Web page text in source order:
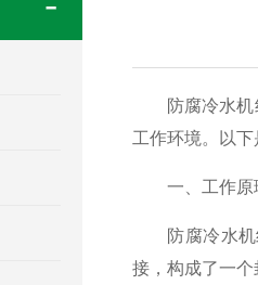
防腐冷水机组
工作环境。以下
一、工作原
防腐冷水机组
接，构成了一